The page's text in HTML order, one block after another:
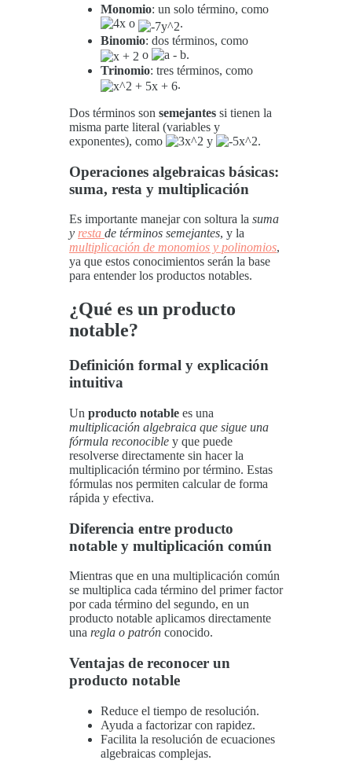
Monomio: un solo término, como
o
.
Binomio: dos términos, como
o
.
Trinomio: tres términos, como
.
Dos términos son semejantes si tienen la
misma parte literal (variables y
exponentes), como
y .
Operaciones algebraicas básicas:
suma, resta y multiplicación
Es importante manejar con soltura la suma
y resta de términos semejantes, y la
multiplicación de monomios y polinomios,
ya que estos conocimientos serán la base
para entender los productos notables.
¿Qué es un producto
notable?
Definición formal y explicación
intuitiva
Un producto notable es una
multiplicación algebraica que sigue una
fórmula reconocible y que puede
resolverse directamente sin hacer la
multiplicación término por término. Estas
fórmulas nos permiten calcular de forma
rápida y efectiva.
Diferencia entre producto
notable y multiplicación común
Mientras que en una multiplicación común
se multiplica cada término del primer factor
por cada término del segundo, en un
producto notable aplicamos directamente
una regla o patrón conocido.
Ventajas de reconocer un
producto notable
Reduce el tiempo de resolución.
Ayuda a factorizar con rapidez.
Facilita la resolución de ecuaciones
algebraicas complejas.